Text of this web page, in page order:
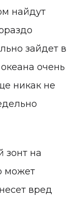
найдут
зайдет в
очень
никак не
зонт на
может
вред